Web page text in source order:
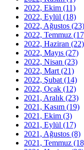
2022, Ekim (11)
2022, Eylül (18)
2022, Ağustos (23)
2022, Temmuz
2022, Haziran (22)
2022, Mayıs (27)
2022, Nisan (23)
2022, Mart (21)
2022, Şubat (14)
2022, Ocak (12)
2021, Aralık (23)
2021, Kasım (19)
2021, Ekim (3)
2021, Eylül (17)
2021, Ağustos (8)
2021, Temmuz